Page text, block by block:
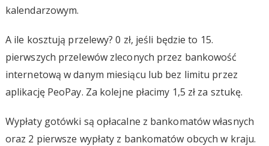
kalendarzowym.
A ile kosztują przelewy? 0 zł, jeśli będzie to 15.
pierwszych przelewów zleconych przez bankowość
internetową w danym miesiącu lub bez limitu przez
aplikację PeoPay. Za kolejne płacimy 1,5 zł za sztukę.
Wypłaty gotówki są opłacalne z bankomatów własnych
oraz 2 pierwsze wypłaty z bankomatów obcych w kraju.